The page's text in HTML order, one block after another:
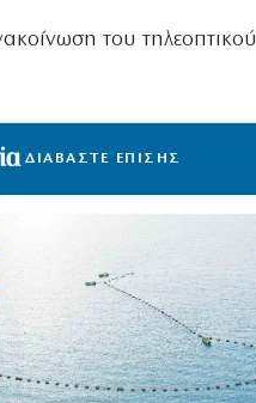
του τηλεοπτικού
ΔΙΑΒΑΣΤΕ ΕΠΙΣΗΣ